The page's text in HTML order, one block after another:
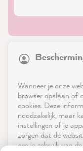
Service
Neem contact op
Wanneer je onze
browser opslaan of
cookies. Deze
noodzakelijk, maar
instellingen of je
zorgen dat de
om je gebruik van
21,869